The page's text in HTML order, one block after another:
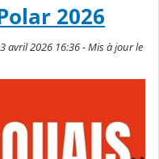
2026
avril 2026 16:36 - Mis à jour le